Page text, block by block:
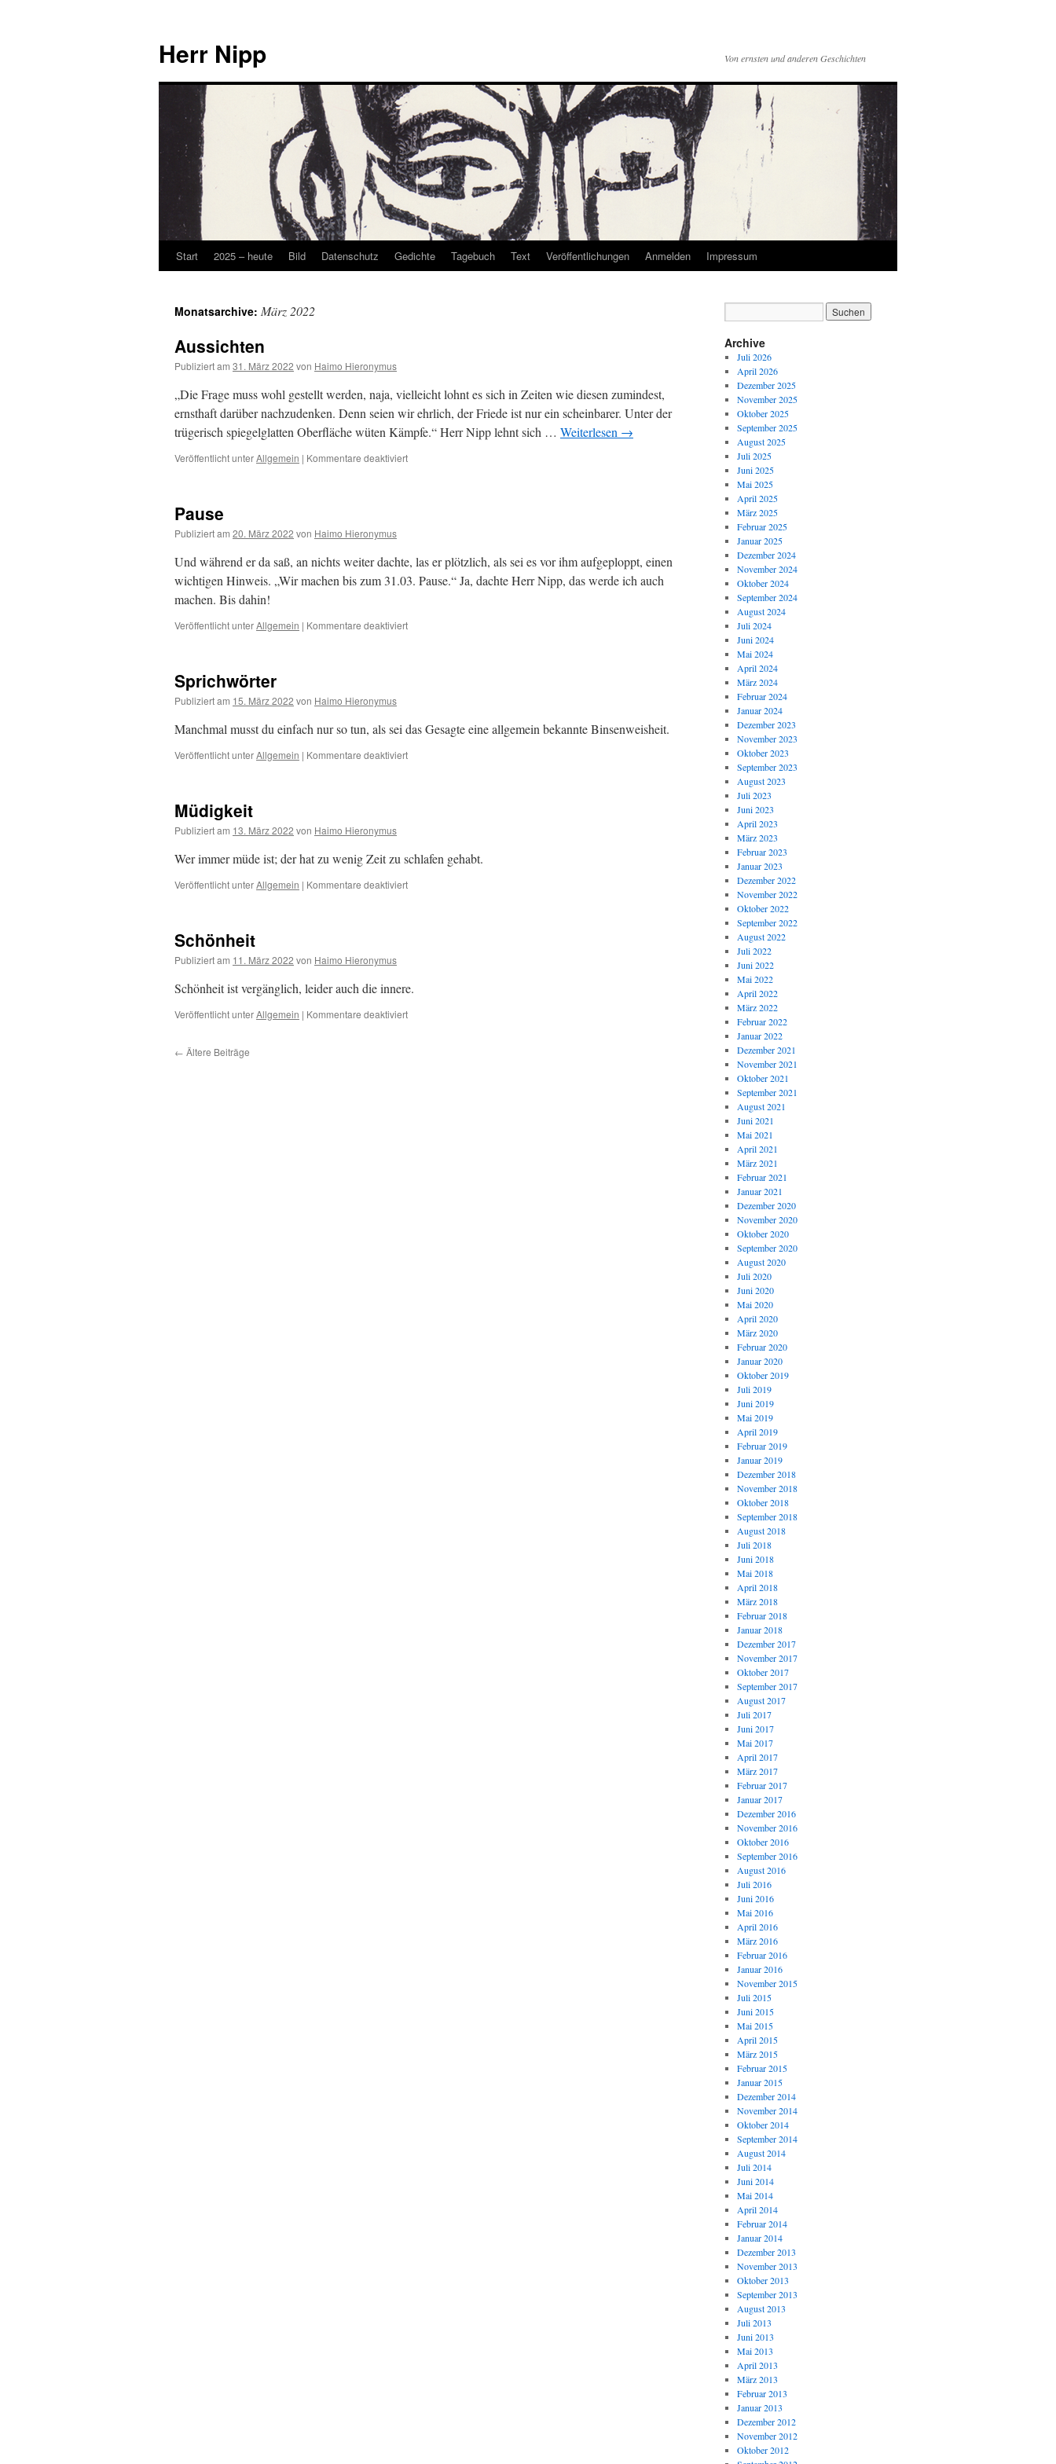
Herr Nipp Von ernsten und anderen Geschichten
Zum
springen
Start 2025 – heute Bild Datenschutz Gedichte Tagebuch Text Veröffentlichungen Anmelden Impressum
Monatsarchive: März 2022
Aussichten
Publiziert am 31. März 2022 von Haimo Hieronymus
„Die Frage muss wohl gestellt werden, naja, vielleicht lohnt es sich in Zeiten wie diesen zumindest,
ernsthaft darüber nachzudenken. Denn seien wir ehrlich, der Friede ist nur ein scheinbarer. Unter der
trügerisch spiegelglatten Oberfläche wüten Kämpfe.“ Herr Nipp lehnt sich … Weiterlesen →
Veröffentlicht unterAllgemein | Kommentare deaktiviertfür
Pause
Publiziert am 20. März 2022 von Haimo Hieronymus
Und während er da saß, an nichts weiter dachte, las er plötzlich, als sei es vor ihm aufgeploppt, einen
wichtigen Hinweis. „Wir machen bis zum 31.03. Pause.“ Ja, dachte Herr Nipp, das werde ich auch
machen. Bis dahin!
Veröffentlicht unterAllgemein | Kommentare deaktiviertfür
Sprichwörter
Publiziert am 15. März 2022 von Haimo Hieronymus
Manchmal musst du einfach nur so tun, als sei das Gesagte eine allgemein bekannte Binsenweisheit.
Veröffentlicht unterAllgemein | Kommentare deaktiviertfür
Müdigkeit
Publiziert am 13. März 2022 von Haimo Hieronymus
Wer immer müde ist; der hat zu wenig Zeit zu schlafen gehabt.
Veröffentlicht unterAllgemein | Kommentare deaktiviertfür
Schönheit
Publiziert am 11. März 2022 von Haimo Hieronymus
Schönheit ist vergänglich, leider auch die innere.
Veröffentlicht unterAllgemein | Kommentare deaktiviertfür
← Ältere Beiträge
Archive
Juli 2026
April 2026
Dezember 2025
November 2025
Oktober 2025
September 2025
August 2025
Juli 2025
Juni 2025
Mai 2025
April 2025
März 2025
Februar 2025
Januar 2025
Dezember 2024
November 2024
Oktober 2024
September 2024
August 2024
Juli 2024
Juni 2024
Mai 2024
April 2024
März 2024
Februar 2024
Januar 2024
Dezember 2023
November 2023
Oktober 2023
September 2023
August 2023
Juli 2023
Juni 2023
April 2023
März 2023
Februar 2023
Januar 2023
Dezember 2022
November 2022
Oktober 2022
September 2022
August 2022
Juli 2022
Juni 2022
Mai 2022
April 2022
März 2022
Februar 2022
Januar 2022
Dezember 2021
November 2021
Oktober 2021
September 2021
August 2021
Juni 2021
Mai 2021
April 2021
März 2021
Februar 2021
Januar 2021
Dezember 2020
November 2020
Oktober 2020
September 2020
August 2020
Juli 2020
Juni 2020
Mai 2020
April 2020
März 2020
Februar 2020
Januar 2020
Oktober 2019
Juli 2019
Juni 2019
Mai 2019
April 2019
Februar 2019
Januar 2019
Dezember 2018
November 2018
Oktober 2018
September 2018
August 2018
Juli 2018
Juni 2018
Mai 2018
April 2018
März 2018
Februar 2018
Januar 2018
Dezember 2017
November 2017
Oktober 2017
September 2017
August 2017
Juli 2017
Juni 2017
Mai 2017
April 2017
März 2017
Februar 2017
Januar 2017
Dezember 2016
November 2016
Oktober 2016
September 2016
August 2016
Juli 2016
Juni 2016
Mai 2016
April 2016
März 2016
Februar 2016
Januar 2016
November 2015
Juli 2015
Juni 2015
Mai 2015
April 2015
März 2015
Februar 2015
Januar 2015
Dezember 2014
November 2014
Oktober 2014
September 2014
August 2014
Juli 2014
Juni 2014
Mai 2014
April 2014
Februar 2014
Januar 2014
Dezember 2013
November 2013
Oktober 2013
September 2013
August 2013
Juli 2013
Juni 2013
Mai 2013
April 2013
März 2013
Februar 2013
Januar 2013
Dezember 2012
November 2012
Oktober 2012